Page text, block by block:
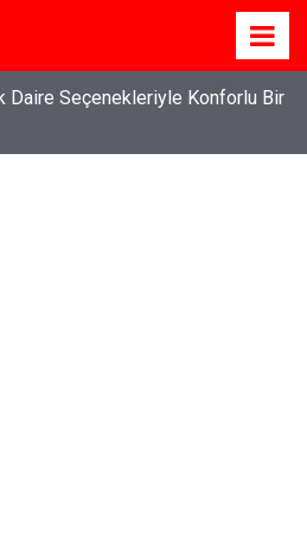
Daire Seçenekleriyle Konforlu Bir